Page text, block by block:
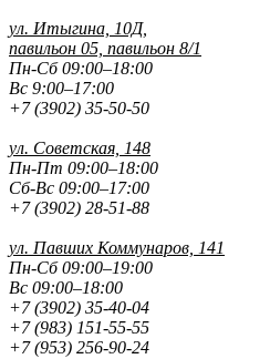
ул. Итыгина, 10Д,
павильон 05, павильон 8/1
Пн-Сб 09:00–18:00
Вс 9:00–17:00
+7 (3902) 35-50-50
ул. Советская, 148
Пн-Пт 09:00–18:00
Сб-Вс 09:00–17:00
+7 (3902) 28-51-88
ул. Павших Коммунаров, 141
Пн-Сб 09:00–19:00
Вс 09:00–18:00
+7 (3902) 35-40-04
+7 (983) 151-55-55
+7 (953) 256-90-24